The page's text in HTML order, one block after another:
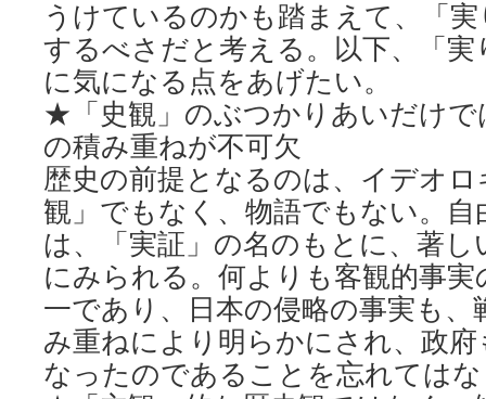
うけているのかも踏まえて、「
するべさだと考える。以下、「
に気になる点をあげたい。
★「史観」のぶつかりあいだけで
の積み重ねが不可欠
歴史の前提となるのは、イデオ
観」でもなく、物語でもない。自
は、「実証」の名のもとに、著し
にみられる。何よりも客観的事
一であり、日本の侵略の事実も、
み重ねにより明らかにされ、政
なったのであることを忘れては